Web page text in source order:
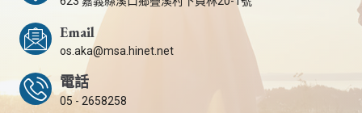
Email
os.aka@msa.hinet.net
電話
05 - 2658258